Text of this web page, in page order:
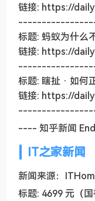
链接: https://
标题: 蚂蚁为什么
链接: https://
标题: 瞎扯 · 如何
链接: https://
---- 知乎新闻
IT之家新闻
新闻来源：
标题: 4699 元（